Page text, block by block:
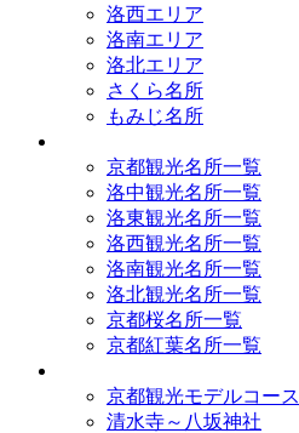
洛西エリア
洛南エリア
洛北エリア
さくら名所
もみじ名所
京都観光名所一覧
洛中観光名所一覧
洛東観光名所一覧
洛西観光名所一覧
洛南観光名所一覧
洛北観光名所一覧
京都桜名所一覧
京都紅葉名所一覧
京都観光モデルコース
清水寺～八坂神社